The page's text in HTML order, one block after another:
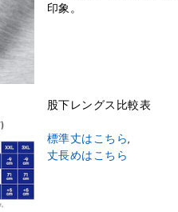
印象。
股下レングス比較表
標準丈はこちら,
丈長めはこちら